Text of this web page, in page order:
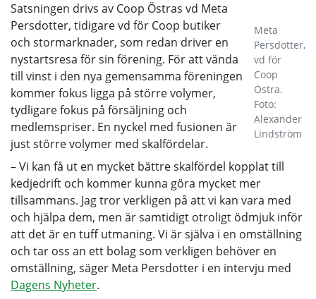
Meta
Persdotter,
vd för
Coop
Östra.
Foto:
Alexander
Lindström
Satsningen drivs av Coop Östras vd Meta
Persdotter, tidigare vd för Coop butiker
och stormarknader, som redan driver en
nystartsresa för sin förening. För att vända
till vinst i den nya gemensamma föreningen
kommer fokus ligga på större volymer,
tydligare fokus på försäljning och
medlemspriser. En nyckel med fusionen är
just större volymer med skalfördelar.
– Vi kan få ut en mycket bättre skalfördel kopplat till
kedjedrift och kommer kunna göra mycket mer
tillsammans. Jag tror verkligen på att vi kan vara med
och hjälpa dem, men är samtidigt otroligt ödmjuk inför
att det är en tuff utmaning. Vi är själva i en omställning
och tar oss an ett bolag som verkligen behöver en
omställning, säger Meta Persdotter i en intervju med
Dagens Nyheter.